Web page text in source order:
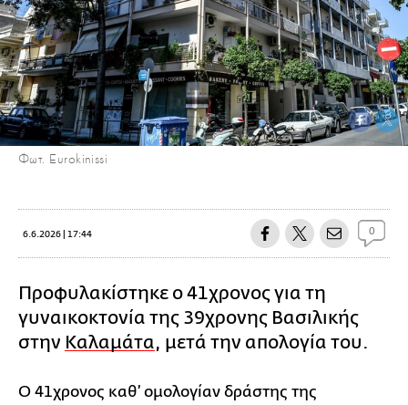
Φωτ. Eurokinissi
6.6.2026 | 17:44 0
Προφυλακίστηκε ο 41χρονος για τη
γυναικοκτονία της 39χρονης Βασιλικής
στην Καλαμάτα, μετά την απολογία του.
O 41χρονος καθ’ ομολογίαν δράστης της